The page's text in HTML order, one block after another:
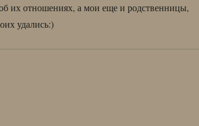
их отношениях, а мои еще и родственницы,
удались:)